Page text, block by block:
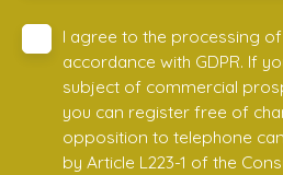
I agree to the processing
accordance with GDPR. If
subject of commercial
you can register free of
opposition to telephone
by Article L223-1 of the